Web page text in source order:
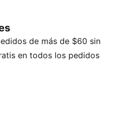
de más de $60 sin
en todos los pedidos